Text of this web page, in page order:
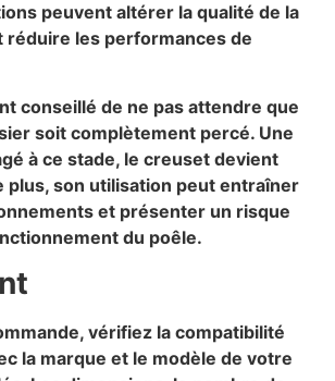
peuvent altérer la qualité de la
réduire les performances de
conseillé de ne pas attendre que
soit complètement percé. Une
à ce stade, le creuset devient
plus, son utilisation peut entraîner
et présenter un risque
du poêle.
vérifiez la compatibilité
la marque et le modèle de votre